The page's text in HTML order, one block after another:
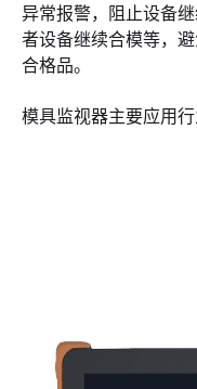
异常报警，阻止设备
者设备继续合模等，
合格品。
模具监视器主要应用